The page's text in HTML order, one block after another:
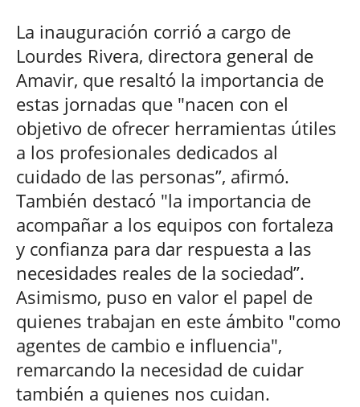
La inauguración corrió a cargo de
Lourdes Rivera, directora general de
Amavir, que resaltó la importancia de
estas jornadas que "nacen con el
objetivo de ofrecer herramientas útiles
a los profesionales dedicados al
cuidado de las personas”, afirmó.
También destacó "la importancia de
acompañar a los equipos con fortaleza
y confianza para dar respuesta a las
necesidades reales de la sociedad”.
Asimismo, puso en valor el papel de
quienes trabajan en este ámbito "como
agentes de cambio e influencia",
remarcando la necesidad de cuidar
también a quienes nos cuidan.